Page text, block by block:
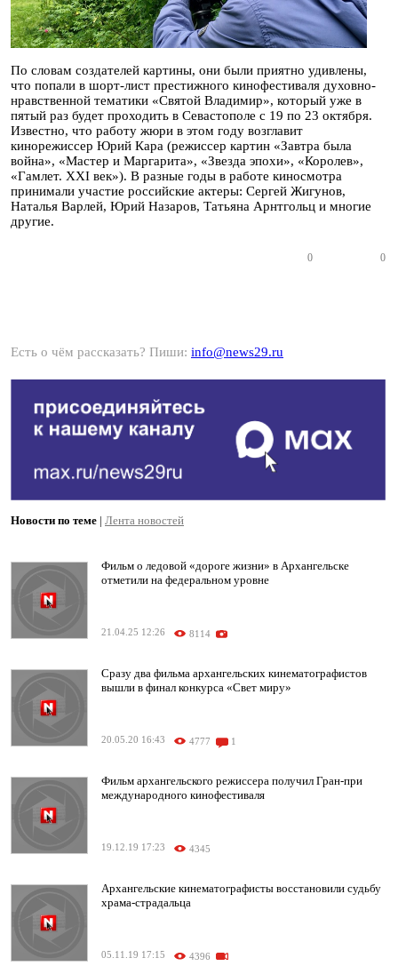
По словам создателей картины, они были приятно удивлены,
что попали в шорт-лист престижного кинофестиваля духовно-
нравственной тематики «Святой Владимир», который уже в
пятый раз будет проходить в Севастополе с 19 по 23 октября.
Известно, что работу жюри в этом году возглавит
кинорежиссер Юрий Кара (режиссер картин «Завтра была
война», «Мастер и Маргарита», «Звезда эпохи», «Королев»,
«Гамлет. XXI век»). В разные годы в работе киносмотра
принимали участие российские актеры: Сергей Жигунов,
Наталья Варлей, Юрий Назаров, Татьяна Арнтгольц и многие
другие.
0 0
Есть о чём рассказать? Пиши: info@news29.ru
Новости по теме | Лента новостей
Фильм о ледовой «дороге жизни» в Архангельске
отметили на федеральном уровне
21.04.25 12:26 8114
Сразу два фильма архангельских кинематографистов
вышли в финал конкурса «Свет миру»
20.05.20 16:43 4777 1
Фильм архангельского режиссера получил Гран-при
международного кинофестиваля
19.12.19 17:23 4345
Архангельские кинематографисты восстановили судьбу
храма-страдальца
05.11.19 17:15 4396